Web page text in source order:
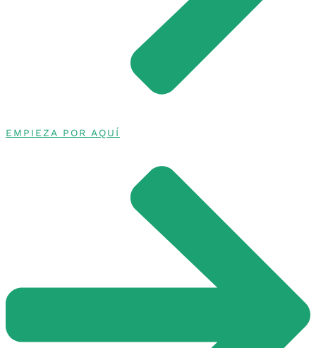
EMPIEZA POR AQUÍ